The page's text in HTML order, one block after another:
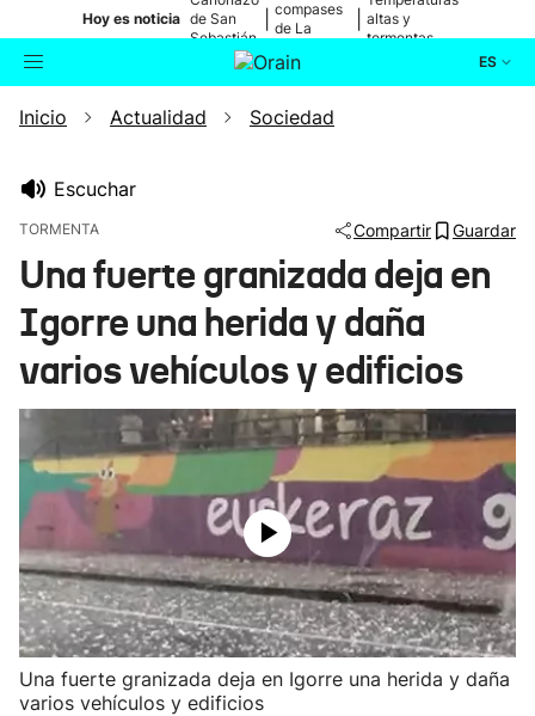
Hoy es noticia de San
Sebastián
compases
de La
altas y
tormentas
ES
Buscador Actualidad
Ikusmiran
Eguraldia
Inicio Actualidad Sociedad
Escuchar
TORMENTA Compartir Guardar
Una fuerte granizada deja en
Igorre una herida y daña
varios vehículos y edificios
Una fuerte granizada deja en Igorre una herida y daña
varios vehículos y edificios